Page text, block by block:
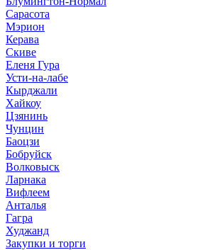
Сарасота
Мэрион
Керава
Скиве
Еленя Гура
Усти-на-лабе
Кырджали
Хайкоу
Цзянинь
Чунцин
Баоцзи
Бобруйск
Волковыск
Ларнака
Вифлеем
Анталья
Гагра
Худжанд
Закупки и торги